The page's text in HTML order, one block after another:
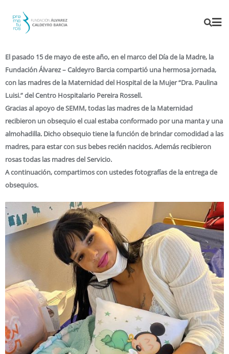
El pasado 15 de mayo de este año, en el marco del Día de la Madre, la
Fundación Álvarez – Caldeyro Barcia compartió una hermosa jornada,
con las madres de la Maternidad del Hospital de la Mujer “Dra. Paulina
Luisi.” del Centro Hospitalario Pereira Rossell.
Gracias al apoyo de SEMM, todas las madres de la Maternidad
recibieron un obsequio el cual estaba conformado por una manta y una
almohadilla. Dicho obsequio tiene la función de brindar comodidad a las
madres, para estar con sus bebes recién nacidos. Además recibieron
rosas todas las madres del Servicio.
A continuación, compartimos con ustedes fotografías de la entrega de
obsequios.